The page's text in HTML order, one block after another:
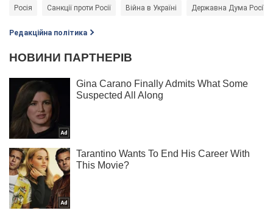
Росія Санкції проти Росії Війна в Україні Державна Дума Росії
Редакційна політика